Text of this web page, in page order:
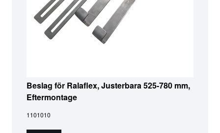
Beslag för Ralaflex, Justerbara 525-780 mm,
Eftermontage
1101010